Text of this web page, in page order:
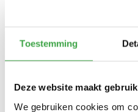
Toestemming
Deze website maakt
We gebruiken cookies om
Dakbedekking